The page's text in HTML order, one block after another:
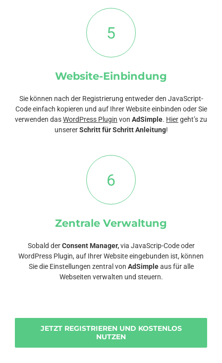
5
Website-Einbindung
Sie können nach der Registrierung entweder den JavaScript-
Code einfach kopieren und auf Ihrer Website einbinden oder Sie
verwenden dasWordPress Plugin von AdSimple. Hiergeht’s zu
unsererSchritt für Schritt Anleitung!
6
Zentrale Verwaltung
Sobald derConsent Manager,via JavaScrip-Code oder
WordPress Plugin, auf Ihrer Website eingebunden ist, können
Sie die Einstellungen zentral von AdSimpleaus für alle
Webseiten verwalten und steuern.
JETZT REGISTRIEREN UND KOSTENLOS
NUTZEN